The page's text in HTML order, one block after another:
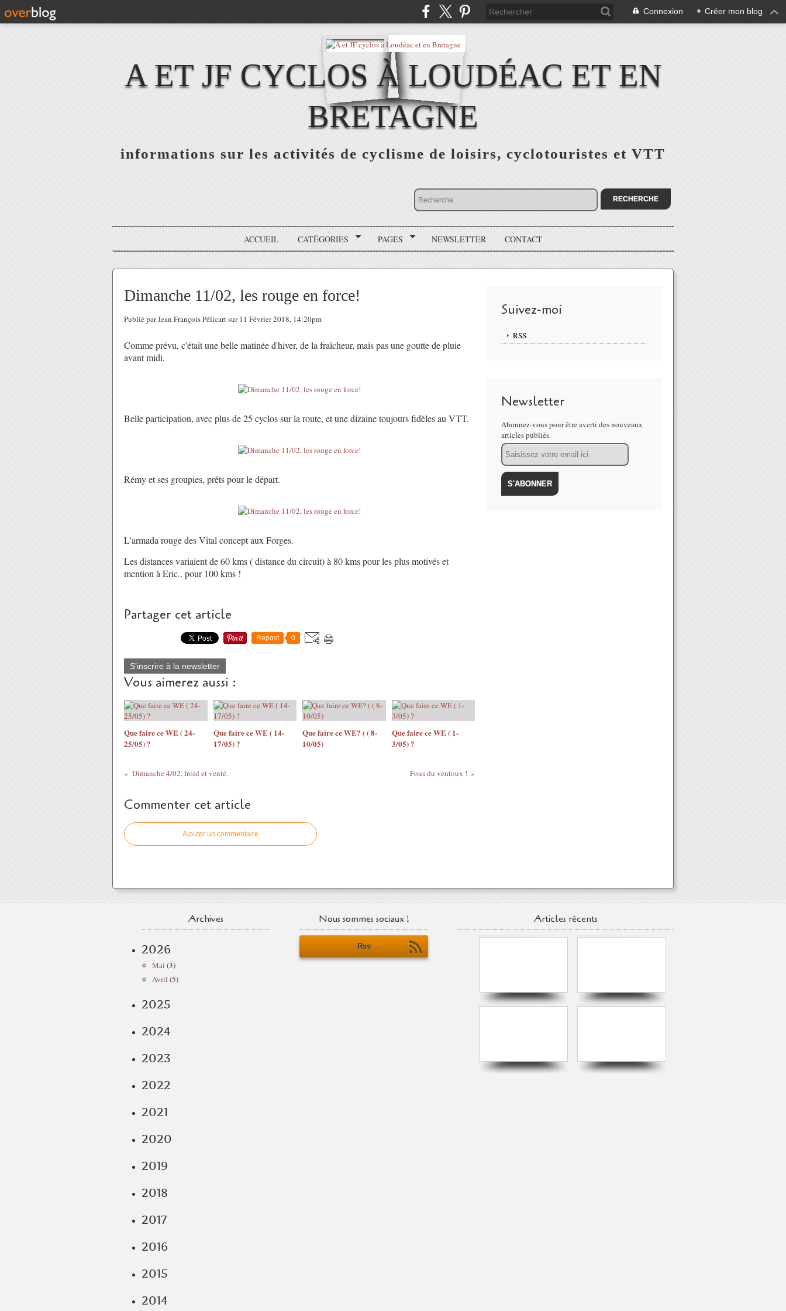
Connexion + Créer mon blog
A ET JF CYCLOS À LOUDÉAC ET EN
BRETAGNE
informations sur les activités de cyclisme de loisirs, cyclotouristes et VTT
ACCUEIL CATÉGORIES PAGES NEWSLETTER CONTACT
Dimanche 11/02, les rouge en force!
Publié par Jean François Pélicart sur 11 Février 2018, 14:20pm
Comme prévu, c'était une belle matinée d'hiver, de la fraîcheur, mais pas une goutte de pluie
avant midi.
Belle participation, avec plus de 25 cyclos sur la route, et une dizaine toujours fidèles au VTT.
Rémy et ses groupies, prêts pour le départ.
L'armada rouge des Vital concept aux Forges.
Les distances variaient de 60 kms ( distance du circuit) à 80 kms pour les plus motivés et
mention à Eric.. pour 100 kms !
Partager cet article
Repost 0
S'inscrire à la newsletter
Vous aimerez aussi :
Que faire ce WE ( 24-
25/05) ?
Que faire ce WE ( 14-
17/05) ?
Que faire ce WE? ( ( 8-
10/05)
Que faire ce WE ( 1-
3/05) ?
Dimanche 4/02, froid et venté. Fous du ventoux !
Commenter cet article
Ajouter un commentaire
Suivez-moi
RSS
Newsletter
Abonnez-vous pour être averti des nouveaux
articles publiés.
Email
Archives
2026
Mai (3)
Avril (5)
2025
2024
2023
2022
2021
2020
2019
2018
2017
2016
2015
2014
Nous sommes sociaux !
Rss
Articles récents